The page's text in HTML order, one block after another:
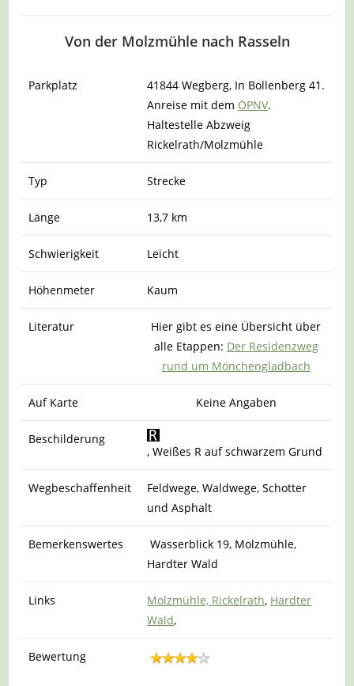
Von der Molzmühle nach Rasseln
Parkplatz
41844 Wegberg, In Bollenberg 41.
Anreise mit dem ÖPNV.
Haltestelle Abzweig
Rickelrath/Molzmühle
Typ Strecke
Länge 13,7 km
Schwierigkeit Leicht
Höhenmeter Kaum
Literatur
Hier gibt es eine Übersicht über
alle Etappen: Der Residenzweg
rund um Mönchengladbach
Auf Karte Keine Angaben
Beschilderung
, Weißes R auf schwarzem Grund
Wegbeschaffenheit
Feldwege, Waldwege, Schotter
und Asphalt
Bemerkenswertes
Wasserblick 19, Molzmühle,
Hardter Wald
Links Molzmühle, Rickelrath, Hardter
Wald,
Bewertung